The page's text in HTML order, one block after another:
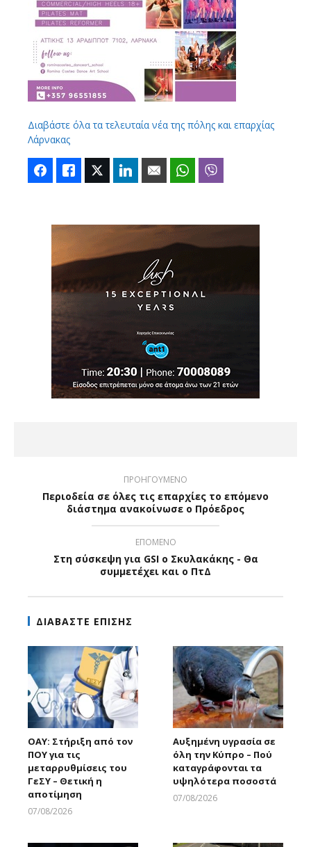
Διαβάστε όλα τα τελευταία νέα της πόλης και επαρχίας
Λάρνακας
FacebookLike Twitter LinkedIn Email WhatsApp
ΠΡΟΗΓΟΥΜΕΝΟ
Περιοδεία σε όλες τις επαρχίες το επόμενο
διάστημα ανακοίνωσε ο Πρόεδρος
ΕΠΟΜΕΝΟ
Στη σύσκεψη για GSI ο Σκυλακάκης - Θα
συμμετέχει και ο ΠτΔ
ΔΙΑΒΑΣΤΕ ΕΠΙΣΗΣ
ΟΑΥ: Στήριξη από τον
ΠΟΥ για τις
μεταρρυθμίσεις του
ΓεΣΥ – Θετική η
αποτίμηση
07/08/2026
Αυξημένη υγρασία σε
όλη την Κύπρο – Πού
καταγράφονται τα
υψηλότερα ποσοστά
07/08/2026